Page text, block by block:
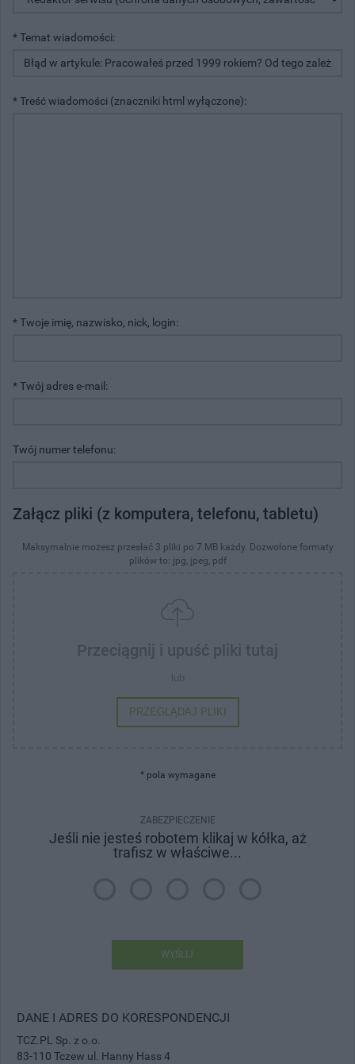
* Temat wiadomości:
* Treść wiadomości (znaczniki html wyłączone):
* Twoje imię, nazwisko, nick, login:
* Twój adres e-mail:
Twój numer telefonu:
Załącz pliki (z komputera, telefonu, tabletu)
Maksymalnie możesz przesłać 3 pliki po 7 MB każdy. Dozwolone formaty
plików to: jpg, jpeg, pdf
Przeciągnij i upuść pliki tutaj
lub
PRZEGLĄDAJ PLIKI
* pola wymagane
ZABEZPIECZENIE
Jeśli nie jesteś robotem klikaj w kółka, aż
trafisz w właściwe...
WYŚLIJ
DANE I ADRES DO KORESPONDENCJI
TCZ.PL Sp. z o.o.
83-110 Tczew ul. Hanny Hass 4